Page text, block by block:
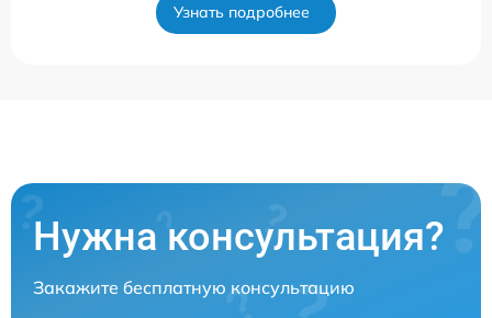
Узнать подробнее
Нужна консультация?
Закажите бесплатную консультацию